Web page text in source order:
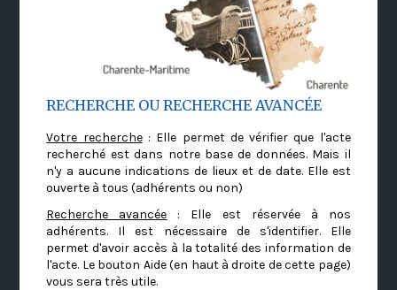
RECHERCHE OU RECHERCHE AVANCÉE
Votre recherche: Elle permet de vérifier que l'acte
recherché est dans notre base de données. Mais il
n'y a aucune indications de lieux et de date. Elle est
ouverte à tous (adhérents ou non)
Recherche avancée : Elle est réservée à nos
adhérents. Il est nécessaire de s'identifier. Elle
permet d'avoir accès à la totalité des information de
l'acte. Le bouton Aide (en haut à droite de cette page)
vous sera très utile.